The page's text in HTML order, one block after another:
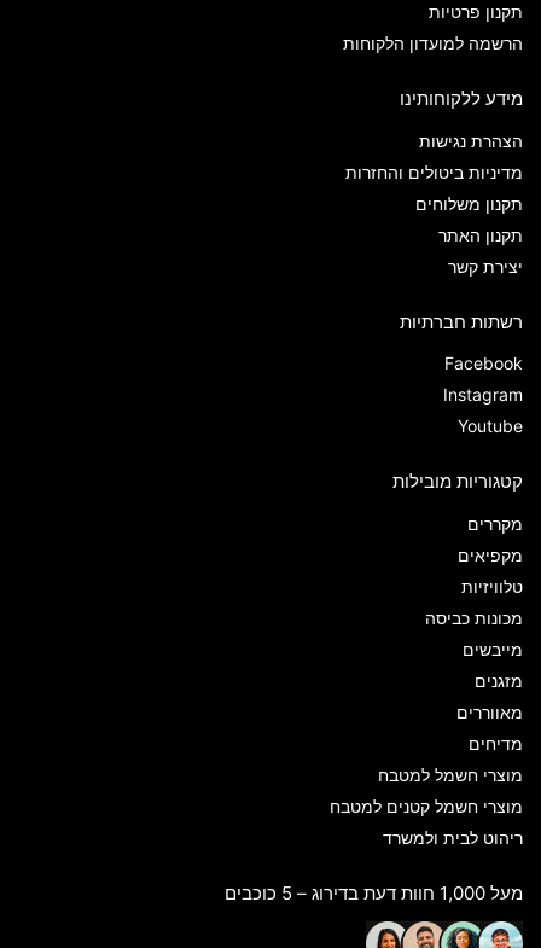
תקנון פרטיות
הרשמה למועדון הלקוחות
מידע ללקוחותינו
הצהרת נגישות
מדיניות ביטולים והחזרות
תקנון משלוחים
תקנון האתר
יצירת קשר
רשתות חברתיות
Facebook
Instagram
Youtube
קטגוריות מובילות
מקררים
מקפיאים
טלוויזיות
מכונות כביסה
מייבשים
מזגנים
מאווררים
מדיחים
מוצרי חשמל למטבח
מוצרי חשמל קטנים למטבח
ריהוט לבית ולמשרד
מעל 1,000 חוות דעת בדירוג – 5 כוכבים